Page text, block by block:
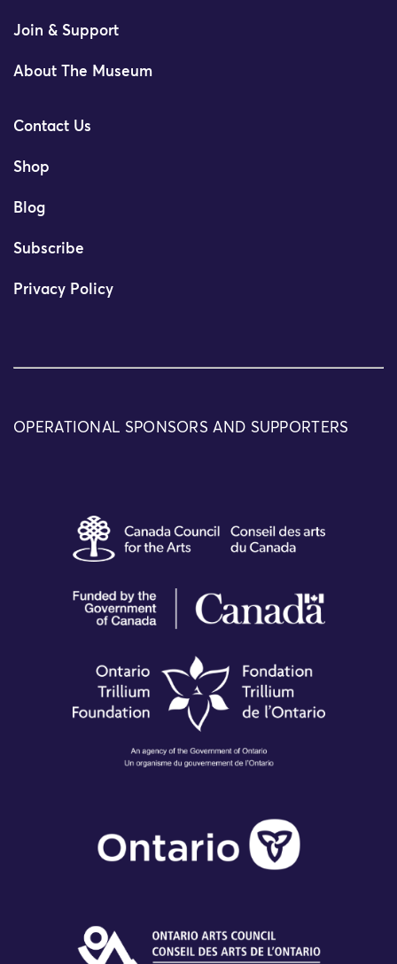
Join & Support
About The Museum
Contact Us
Shop
Blog
Subscribe
Privacy Policy
OPERATIONAL SPONSORS AND SUPPORTERS